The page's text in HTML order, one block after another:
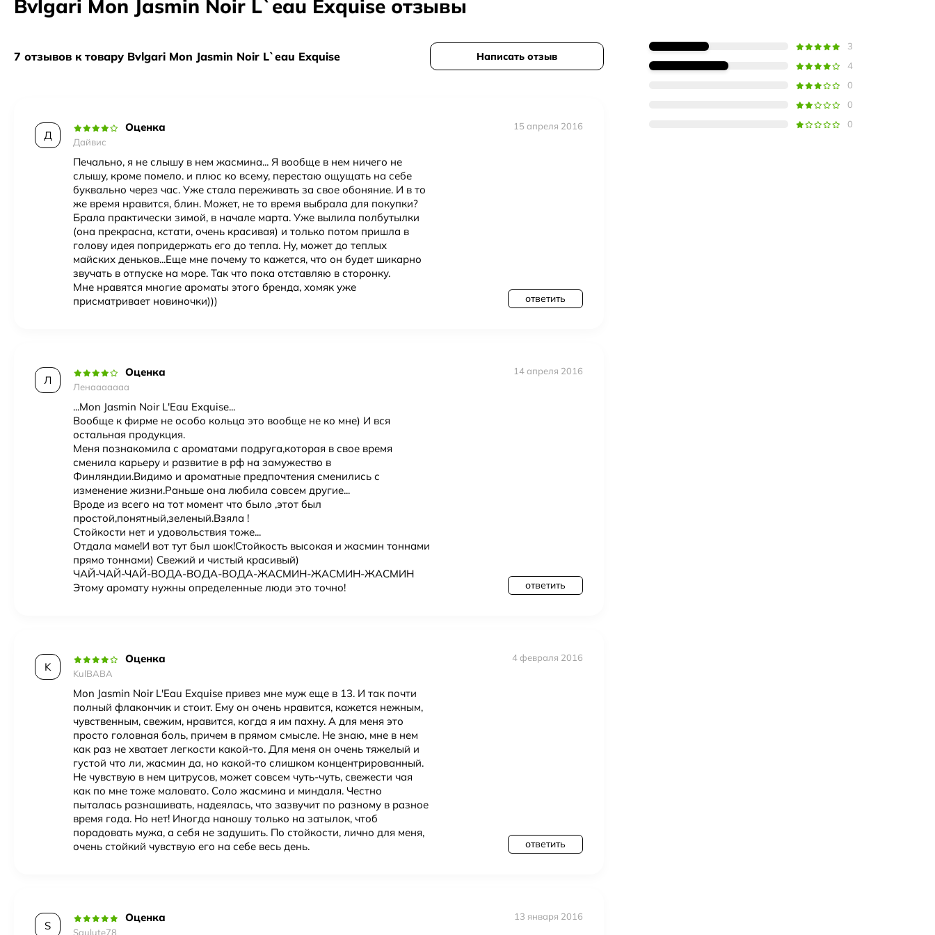
Время года Весна, Лето
Верхние ноты
Женский
Bvlgari Mon Jasmin Noir L`eau Exquise отзывы
3
4
0
0
0
7 отзывов к товару Bvlgari Mon Jasmin Noir L`eau Exquise Написать отзыв
Д
Оценка
Дайвис
Печально, я не слышу в нем жасмина... Я вообще в нем ничего не
слышу, кроме помело. и плюс ко всему, перестаю ощущать на себе
буквально через час. Уже стала переживать за свое обоняние. И в то
же время нравится, блин. Может, не то время выбрала для покупки?
Брала практически зимой, в начале марта. Уже вылила полбутылки
(она прекрасна, кстати, очень красивая) и только потом пришла в
голову идея попридержать его до тепла. Ну, может до теплых
майских деньков...Еще мне почему то кажется, что он будет шикарно
звучать в отпуске на море. Так что пока отставляю в сторонку.
Мне нравятся многие ароматы этого бренда, хомяк уже
присматривает новиночки)))
15 апреля 2016
ответить
Л
Оценка
Ленааааааа
...Mon Jasmin Noir L'Eau Exquise...
Вообще к фирме не особо кольца это вообще не ко мне) И вся
остальная продукция.
Меня познакомила с ароматами подруга,которая в свое время
сменила карьеру и развитие в рф на замужество в
Финляндии.Видимо и ароматные предпочтения сменились с
изменение жизни.Раньше она любила совсем другие...
Вроде из всего на тот момент что было ,этот был
простой,понятный,зеленый.Взяла !
Стойкости нет и удовольствия тоже...
Отдала маме!И вот тут был шок!Стойкость высокая и жасмин тоннами
прямо тоннами) Свежий и чистый красивый)
ЧАЙ-ЧАЙ-ЧАЙ-ВОДА-ВОДА-ВОДА-ЖАСМИН-ЖАСМИН-ЖАСМИН
Этому аромату нужны определенные люди это точно!
14 апреля 2016
ответить
K
Оценка
KulBABA
Mon Jasmin Noir L'Eau Exquise привез мне муж еще в 13. И так почти
полный флакончик и стоит. Ему он очень нравится, кажется нежным,
чувственным, свежим, нравится, когда я им пахну. А для меня это
просто головная боль, причем в прямом смысле. Не знаю, мне в нем
как раз не хватает легкости какой-то. Для меня он очень тяжелый и
густой что ли, жасмин да, но какой-то слишком концентрированный.
Не чувствую в нем цитрусов, может совсем чуть-чуть, свежести чая
как по мне тоже маловато. Соло жасмина и миндаля. Честно
пыталась разнашивать, надеялась, что зазвучит по разному в разное
время года. Но нет! Иногда наношу только на затылок, чтоб
порадовать мужа, а себя не задушить. По стойкости, лично для меня,
очень стойкий чувствую его на себе весь день.
4 февраля 2016
ответить
S
Оценка
Saulute78
13 января 2016